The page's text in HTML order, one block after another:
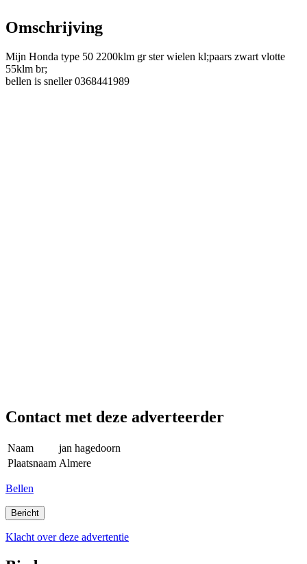
Omschrijving
Mijn Honda type 50 2200klm gr ster wielen kl;paars zwart vlotte
55klm br;
bellen is sneller 0368441989
Contact met deze adverteerder
Naam
jan hagedoorn
Plaatsnaam Almere
Bellen
Klacht over deze advertentie